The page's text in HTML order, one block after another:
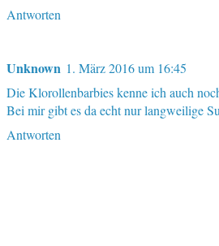
Antworten
Unknown 1. März 2016 um 16:45
Die Klorollenbarbies kenne ich auch
Bei mir gibt es da echt nur langweilige
Antworten